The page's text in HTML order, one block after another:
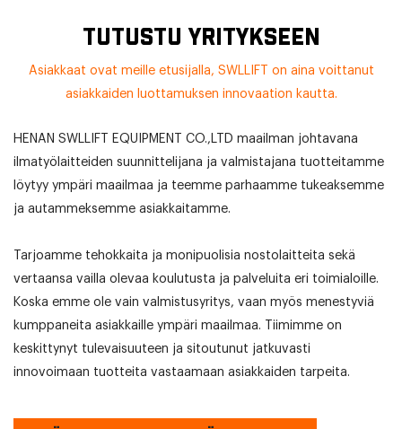
TUTUSTU YRITYKSEEN
Asiakkaat ovat meille etusijalla, SWLLIFT on aina voittanut
asiakkaiden luottamuksen innovaation kautta.
HENAN SWLLIFT EQUIPMENT CO.,LTD maailman johtavana
ilmatyölaitteiden suunnittelijana ja valmistajana tuotteitamme
löytyy ympäri maailmaa ja teemme parhaamme tukeaksemme
ja autammeksemme asiakkaitamme.
Tarjoamme tehokkaita ja monipuolisia nostolaitteita sekä
vertaansa vailla olevaa koulutusta ja palveluita eri toimialoille.
Koska emme ole vain valmistusyritys, vaan myös menestyviä
kumppaneita asiakkaille ympäri maailmaa. Tiimimme on
keskittynyt tulevaisuuteen ja sitoutunut jatkuvasti
innovoimaan tuotteita vastaamaan asiakkaiden tarpeita.